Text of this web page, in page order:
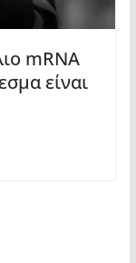
mRNA
είναι